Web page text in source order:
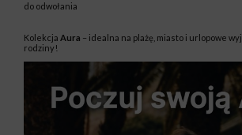
do odwołania
Kolekcja Aura – idealna na plażę, miasto i urlopowe
rodziny!